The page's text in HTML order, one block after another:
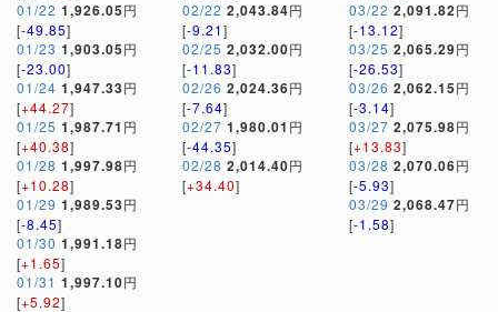
01/22 1,926.05円
[-49.85]
01/23 1,903.05円
[-23.00]
01/24 1,947.33円
[+44.27]
01/25 1,987.71 円
[+40.38]
01/28 1,997.98円
[+10.28]
01/29 1,989.53円
[-8.45]
01/30 1,991.18円
[+1.65]
01/31 1,997.10円
[+5.92]
02/22 2,043.84円
[-9.21]
02/25 2,032.00円
[-11.83]
02/26 2,024.36円
[-7.64]
02/27 1,980.01 円
[-44.35]
02/28 2,014.40円
[+34.40]
03/22 2,091.82円
[-13.12]
03/25 2,065.29円
[-26.53]
03/26 2,062.15円
[-3.14]
03/27 2,075.98円
[+13.83]
03/28 2,070.06円
[-5.93]
03/29 2,068.47円
[-1.58]